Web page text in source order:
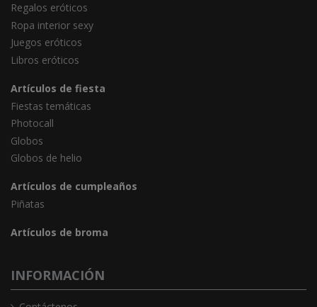
Regalos eróticos
Ropa interior sexy
Juegos eróticos
Libros eróticos
Artículos de fiesta
Fiestas temáticas
Photocall
Globos
Globos de helio
Artículos de cumpleaños
Piñatas
Artículos de broma
INFORMACIÓN